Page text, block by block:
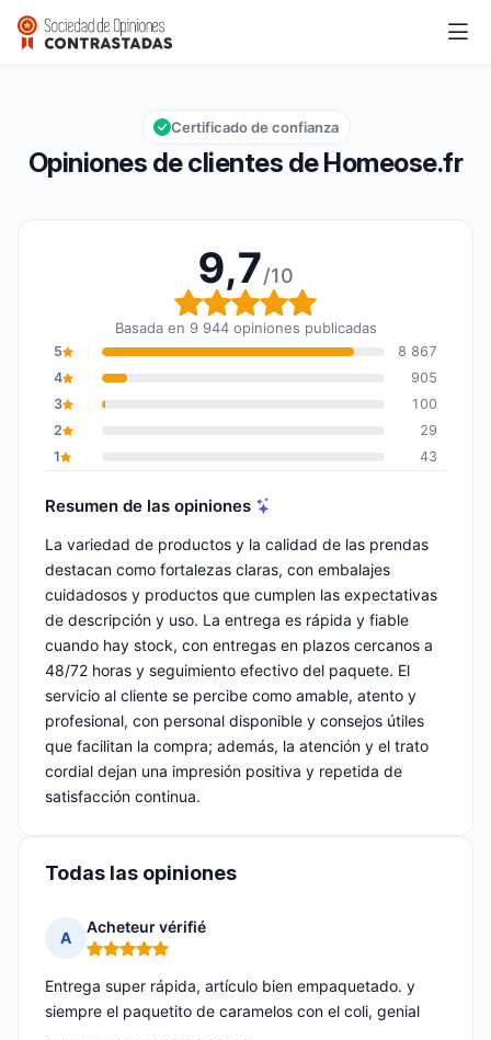
Homeose.fr
Calificación global: 9,7 de 10
9,7/10
Opiniones de clientes de Homeose.fr
Certificado de confianza
9,7/10
Calificación global: 9,7
Basada en 9 944 opiniones publicadas
5
8 867
4
905
3
100
2
29
1
43
Resumen de las opiniones
La variedad de productos y la calidad de las prendas
destacan como fortalezas claras, con embalajes
cuidadosos y productos que cumplen las expectativas
de descripción y uso. La entrega es rápida y fiable
cuando hay stock, con entregas en plazos cercanos a
48/72 horas y seguimiento efectivo del paquete. El
servicio al cliente se percibe como amable, atento y
profesional, con personal disponible y consejos útiles
que facilitan la compra; además, la atención y el trato
cordial dejan una impresión positiva y repetida de
satisfacción continua.
Todas las opiniones
A
Acheteur vérifié
Nota: 5 de 5
Entrega super rápida, artículo bien empaquetado. y
siempre el paquetito de caramelos con el coli, genial